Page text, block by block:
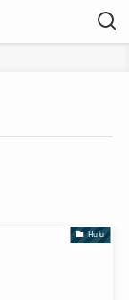
Hulu